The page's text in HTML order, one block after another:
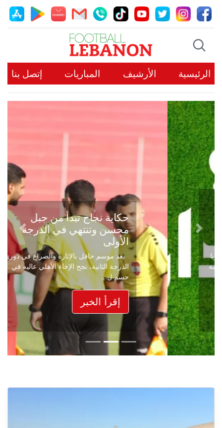
الرئيسية الأرشيف المباريات إتصل بنا
حكاية نجاح تبدأ من جبل
محسن وتنتهي في الدرجة
الأولى
بعد موسم حافل بالإثارة والصراع في دوري
الدرجة الثانية، نجح الإخاء الأهلي عاليه في
حسم ل...
إقرأ الخبر
Previous
Next